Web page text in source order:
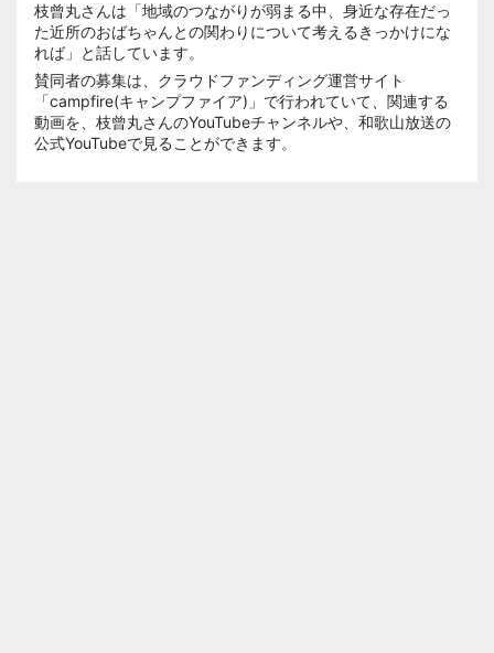
枝曾丸さんは「地域のつながりが弱まる中、身近な存在だっ
た近所のおばちゃんとの関わりについて考えるきっかけにな
れば」と話しています。
賛同者の募集は、クラウドファンディング運営サイト
「campfire(キャンプファイア)」で行われていて、関連する
動画を、枝曾丸さんのYouTubeチャンネルや、和歌山放送の
公式YouTubeで見ることができます。